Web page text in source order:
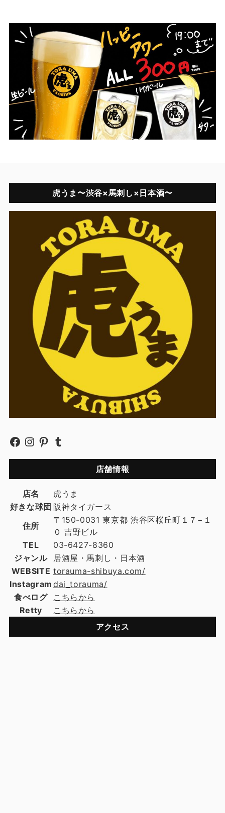
虎うま〜渋谷×馬刺し×日本酒〜
店舗情報
店名
虎うま
好きな球団 阪神タイガース
住所
〒150-0031 東京都 渋谷区桜丘町１７−１
０ 吉野ビル
TEL
03-6427-8360
ジャンル
居酒屋・馬刺し・日本酒
WEBSITE torauma-shibuya.com/
Instagram dai_torauma/
食べログ
こちらから
Retty
こちらから
アクセス